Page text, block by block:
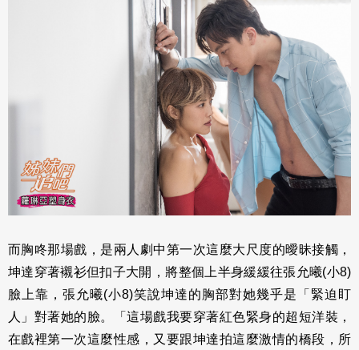
而胸咚那場戲，是兩人劇中第一次這麼大尺度的曖昧接觸，
坤達穿著襯衫但扣子大開，將整個上半身緩緩往張允曦(小8)
臉上靠，張允曦(小8)笑說坤達的胸部對她幾乎是「緊迫盯
人」對著她的臉。「這場戲我要穿著紅色緊身的超短洋裝，
在戲裡第一次這麼性感，又要跟坤達拍這麼激情的橋段，所